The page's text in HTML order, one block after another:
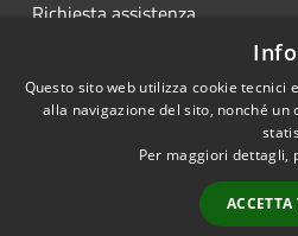
Richiesta assistenza
Questo sito web utilizza cookie
alla navigazione del sito, nonché
Per maggiori dettagli,
ACCETTA